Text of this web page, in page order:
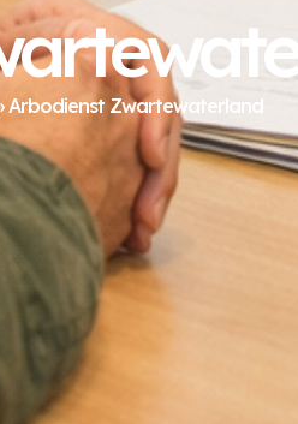
Arbodienst Zwartewaterland